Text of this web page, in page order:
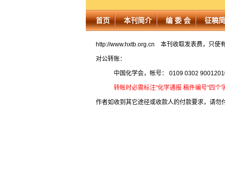
首页 本刊简介 编 委 会 征稿
http://www.hxtb.org.cn 本刊收取发表费，只使
对公转账：
中国化学会，帐号： 0109 0302
转帐时必需标注"化学通报 稿件编号"四个字
作者如收到其它途径或收款人的付款要求，请勿